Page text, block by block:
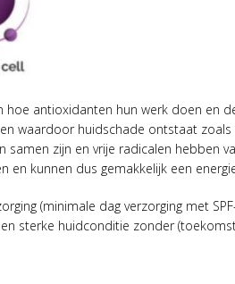
antioxidanten hun werk doen en
waardoor huidschade ontstaat
samen zijn en vrije radicalen hebben
en kunnen dus gemakkelijk een
(minimale dag verzorging met
sterke huidconditie zonder